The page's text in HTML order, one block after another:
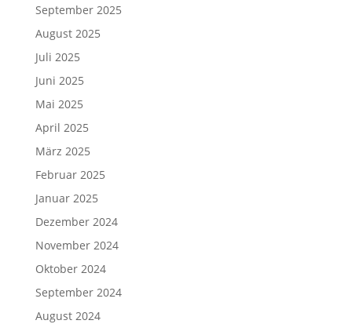
September 2025
August 2025
Juli 2025
Juni 2025
Mai 2025
April 2025
März 2025
Februar 2025
Januar 2025
Dezember 2024
November 2024
Oktober 2024
September 2024
August 2024